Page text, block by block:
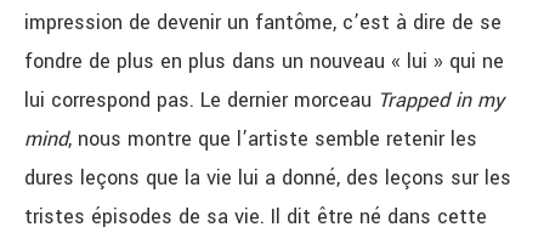
impression de devenir un fantôme, c’est à dire de se
fondre de plus en plus dans un nouveau « lui » qui ne
lui correspond pas. Le dernier morceau Trapped in my
mind, nous montre que l’artiste semble retenir les
dures leçons que la vie lui a donné, des leçons sur les
tristes épisodes de sa vie. Il dit être né dans cette